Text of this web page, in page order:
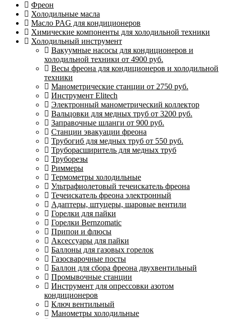
Фреон
Холодильные масла
Масло PAG для кондиционеров
Химические компоненты для холодильной техники
Холодильный инструмент
Вакуумные насосы для кондиционеров и
холодильной техники от 4900 руб.
Весы фреона для кондиционеров и холодильной
техники
Манометрические станции от 2750 руб.
Инструмент Elitech
Электронный манометрический коллектор
Вальцовки для медных труб от 3200 руб.
Заправочные шланги от 900 руб.
Станции эвакуации фреона
Трубогиб для медных труб от 550 руб.
Труборасширитель для медных труб
Труборезы
Риммеры
Термометры холодильные
Ультрафиолетовый течеискатель фреона
Течеискатель фреона электронный
Адаптеры, штуцеры, шаровые вентили
Горелки для пайки
Горелки Bernzomatic
Припои и флюсы
Аксессуары для пайки
Баллоны для газовых горелок
Газосварочные посты
Баллон для сбора фреона двухвентильный
Промывочные станции
Инструмент для опрессовки азотом
кондиционеров
Ключ вентильный
Манометры холодильные